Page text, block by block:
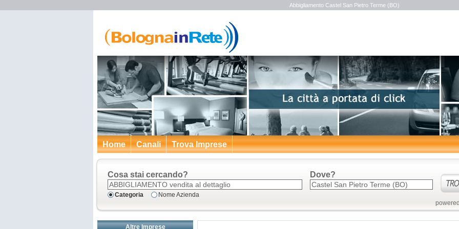
Abbigliamento Castel San Pietro Terme (BO)
Home Canali Trova Imprese
Cosa stai cercando?
Categoria Nome Azienda
Dove?
Altre Imprese